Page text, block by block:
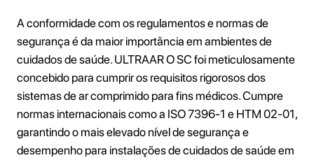
A conformidade com os regulamentos e normas de
segurança é da maior importância em ambientes de
cuidados de saúde. ULTRAAR O SC foi meticulosamente
concebido para cumprir os requisitos rigorosos dos
sistemas de ar comprimido para fins médicos. Cumpre
normas internacionais como a ISO 7396-1 e HTM 02-01,
garantindo o mais elevado nível de segurança e
desempenho para instalações de cuidados de saúde em